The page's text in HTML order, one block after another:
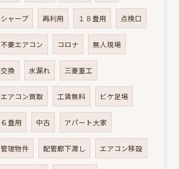
シャープ 再利用 １８畳用 点検口
不要エアコン コロナ 無人現場
交換 水漏れ 三菱重工
エアコン買取 工賃無料 ビケ足場
６畳用 中古 アパート大家
管理物件 配管廊下渡し エアコン移設